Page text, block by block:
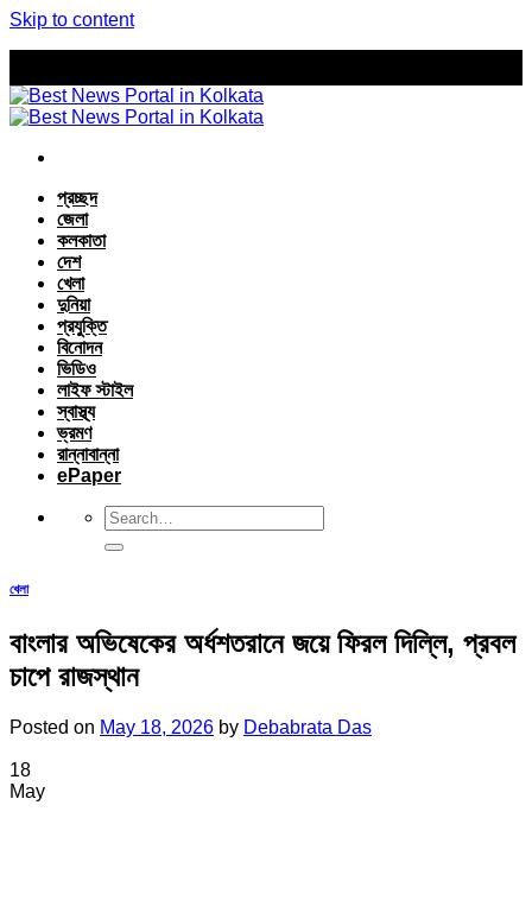
Skip to content
প্রচ্ছদ
জেলা
কলকাতা
দেশ
খেলা
দুনিয়া
প্রযুক্তি
বিনোদন
ভিডিও
লাইফ স্টাইল
স্বাস্থ্য
ভ্রমণ
রান্নাবান্না
ePaper
খেলা
বাংলার অভিষেকের অর্ধশতরানে জয়ে ফিরল দিল্লি, প্রবল
চাপে রাজস্থান
Posted on May 18, 2026 by Debabrata Das
18
May